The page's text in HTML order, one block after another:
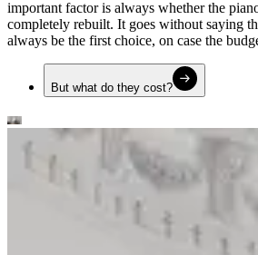
important factor is always whether the
completely rebuilt. It goes without saying
always be the first choice, on case the
But what do they cost?